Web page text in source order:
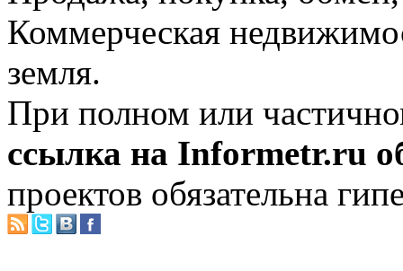
Коммерческая
земля.
При полном или
ссылка на Informetr.ru
проектов обязательна